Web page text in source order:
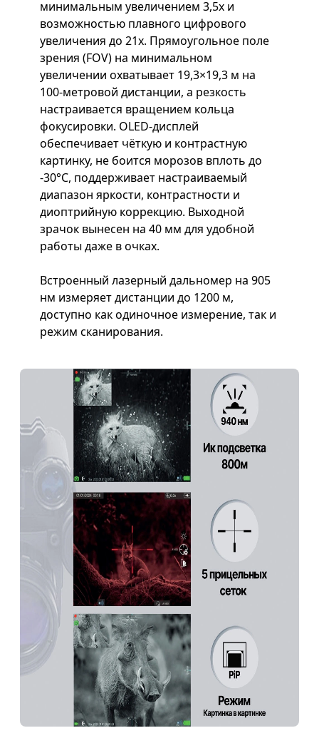
минимальным увеличением 3,5х и
возможностью плавного цифрового
увеличения до 21х. Прямоугольное поле
зрения (FOV) на минимальном
увеличении охватывает 19,3×19,3 м на
100-метровой дистанции, а резкость
настраивается вращением кольца
фокусировки. OLED-дисплей
обеспечивает чёткую и контрастную
картинку, не боится морозов вплоть до
-30°C, поддерживает настраиваемый
диапазон яркости, контрастности и
диоптрийную коррекцию. Выходной
зрачок вынесен на 40 мм для удобной
работы даже в очках.
Встроенный лазерный дальномер на 905
нм измеряет дистанции до 1200 м,
доступно как одиночное измерение, так и
режим сканирования.